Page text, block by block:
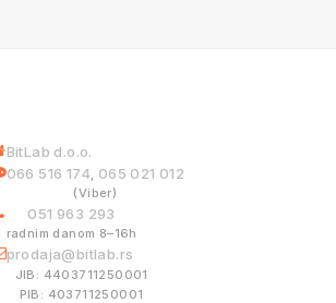
BitLab d.o.o.
066 516 174, 065 021 012
(Viber)
051 963 293
radnim danom 8–16h
prodaja@bitlab.rs
JIB: 4403711250001
PIB: 403711250001